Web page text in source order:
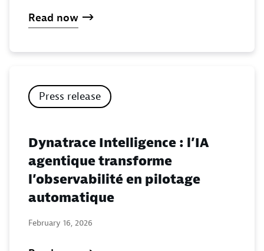
Read now
Press release
Dynatrace Intelligence : l’IA
agentique transforme
l’observabilité en pilotage
automatique
February 16, 2026